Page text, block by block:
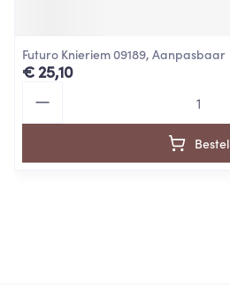
Futuro Knieriem 09189, Aanpasbaar
€ 25,10
Bestel